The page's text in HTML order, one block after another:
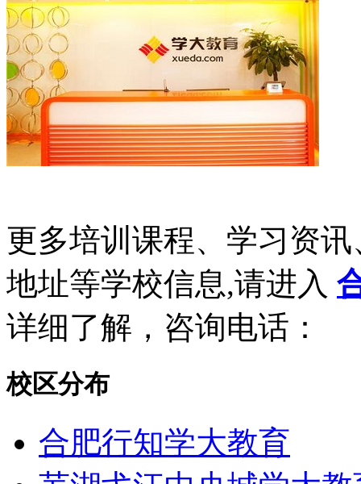
更多培训课程、学习资
地址等学校信息,请进入
详细了解，咨询电话：
校区分布
合肥行知学大教育